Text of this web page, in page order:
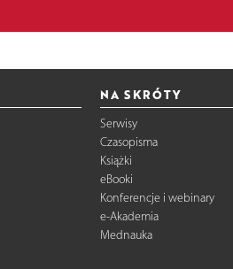
NA SKRÓTY
Serwisy
Czasopisma
Książki
eBooki
Konferencje i webinary
e-Akademia
Mednauka